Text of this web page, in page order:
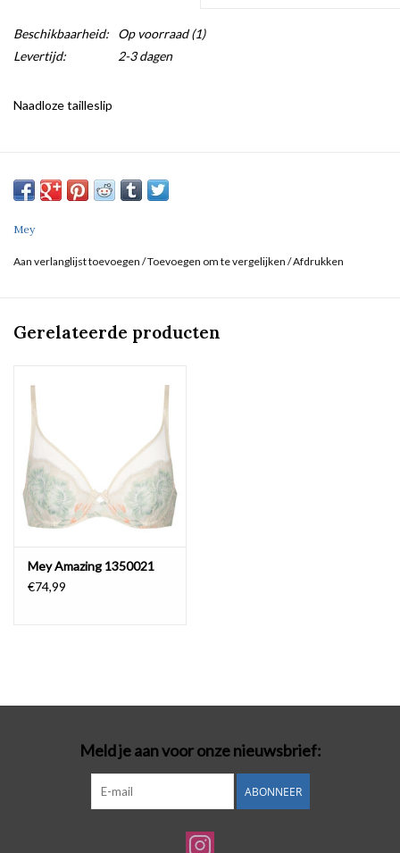
Beschikbaarheid: Op voorraad(1)
Levertijd:
2-3 dagen
Naadloze tailleslip
Mey
Aan verlanglijst toevoegen /Toevoegen om te vergelijken /Afdrukken
Gerelateerde producten
Mey Amazing 1350021
€74,99
Meld je aan voor onze nieuwsbrief:
ABONNEER